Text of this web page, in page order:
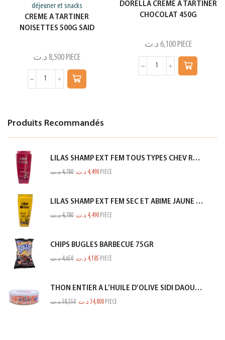
déjeuner et snacks
CREME A TARTINER
NOISETTES 500G SAID
8,500 د.ت PIECE
DORELLA CREME A TARTINER
CHOCOLAT 450G
6,100 د.ت PIECE
Produits Recommandés
LILAS SHAMP EXT FEM TOUS TYPES CHEV ROSE 350ML
4,780د.ت 4,490 د.ت PIECE
LILAS SHAMP EXT FEM SEC ET ABIME JAUNE 350ML
4,780د.ت 4,490 د.ت PIECE
CHIPS BUGLES BARBECUE 75GR
4,650د.ت 4,185 د.ت PIECE
THON ENTIER A L’HUILE D’OLIVE SIDI DAOUD 950G
38,550د.ت 34,800 د.ت PIECE